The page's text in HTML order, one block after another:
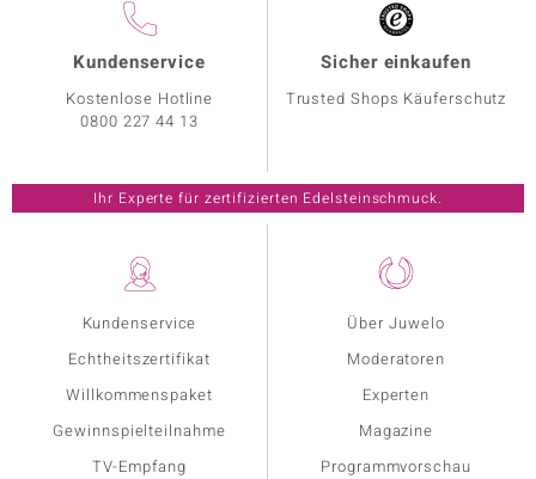
Kundenservice
Echtheitszertifikat
Willkommenspaket
Gewinnspielteilnahme
TV-Empfang
Über Juwelo
Moderatoren
Experten
Magazine
Programmvorschau
Kundenservice
Kostenlose Hotline
0800 227 44 13
Sicher einkaufen
Trusted Shops Käuferschutz
Ihr Experte für zertifizierten Edelsteinschmuck.